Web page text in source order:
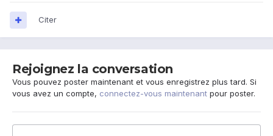
Citer
Rejoignez la conversation
Vous pouvez poster maintenant et vous enregistrez plus tard. Si
vous avez un compte, connectez-vous maintenant pour poster.